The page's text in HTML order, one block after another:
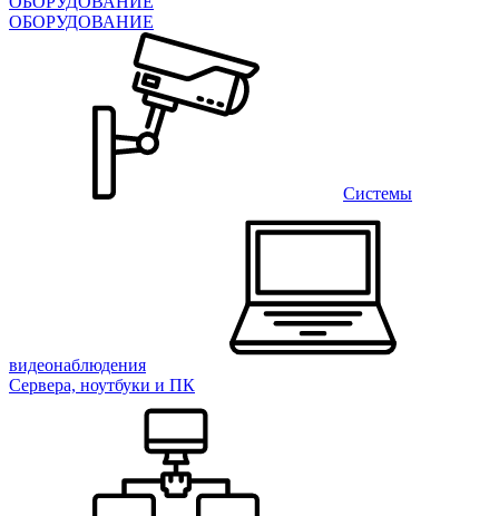
ОБОРУДОВАНИЕ
Системы
видеонаблюдения
Сервера, ноутбуки и ПК